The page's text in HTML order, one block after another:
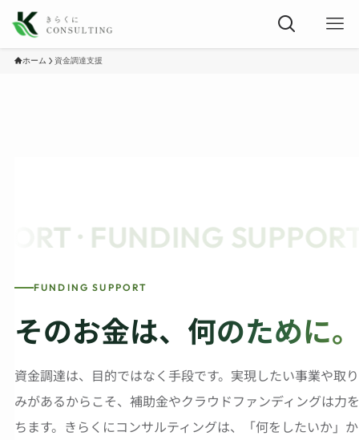
ホーム 資金調達支援
· FUNDING SUPPORT ·
FUNDING SUPPORT
そのお金は、 何のために
資金調達は、目的ではなく手段です。実現したい事業や取
みがあるからこそ、補助金やクラウドファンディングは力
ちます。きらくにコンサルティングは、「何をしたいか」